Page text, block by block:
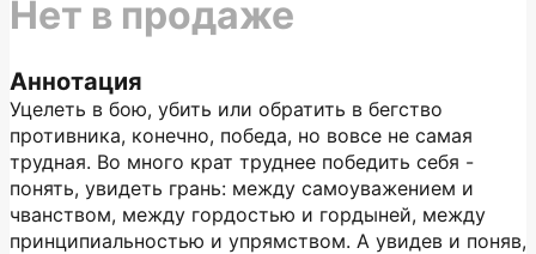
Аннотация
Уцелеть в бою, убить или обратить в бегство
противника, конечно, победа, но вовсе не самая
трудная. Во много крат труднее победить себя -
понять, увидеть грань: между самоуважением и
чванством, между гордостью и гордыней, между
принципиальностью и упрямством. А увидев и поняв,
Нет в продаже